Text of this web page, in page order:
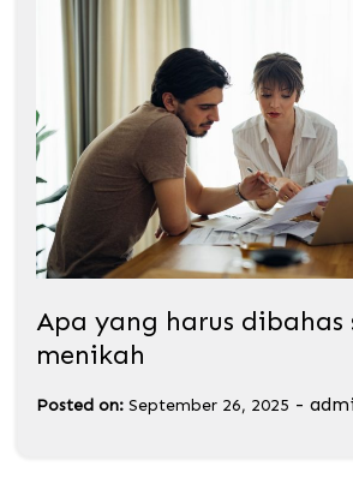
Apa yang harus dibahas
menikah
Posted on: September 26, 2025 -